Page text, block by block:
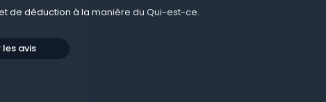
de déduction à la manière du Qui-est-ce.
les avis